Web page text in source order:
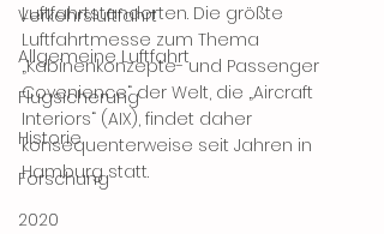
Verkehrsluftfahrt
Allgemeine Luftfahrt
Flugsicherung
Historie
Forschung
2020
Luftfahrtstandorten. Die größte
Luftfahrtmesse zum Thema
„Kabinenkonzepte- und Passenger
Covenience“ der Welt, die „Aircraft
Interiors“ (AIX), findet daher
konsequenterweise seit Jahren in
Hamburg statt.